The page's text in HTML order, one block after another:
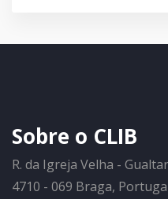
Sobre o CLIB
R. da Igreja Velha - Gualtar
4710 - 069 Braga,